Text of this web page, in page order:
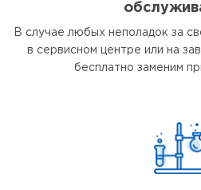
В случае любых неполадок за
в сервисном центре или на
бесплатно заменим